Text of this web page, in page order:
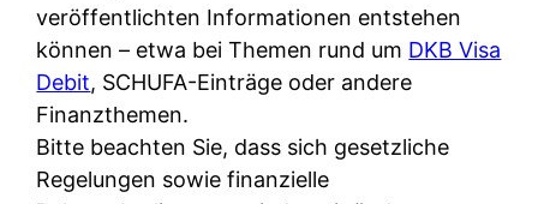
n
r
u
s
s
i
s
t
w
i
r
k
S
c
h
u
t
z
veröffentlichten Informationen entstehen
können – etwa bei Themen rund um DKB Visa
Debit, SCHUFA-Einträge oder andere
Finanzthemen.
Bitte beachten Sie, dass sich gesetzliche
Regelungen sowie finanzielle